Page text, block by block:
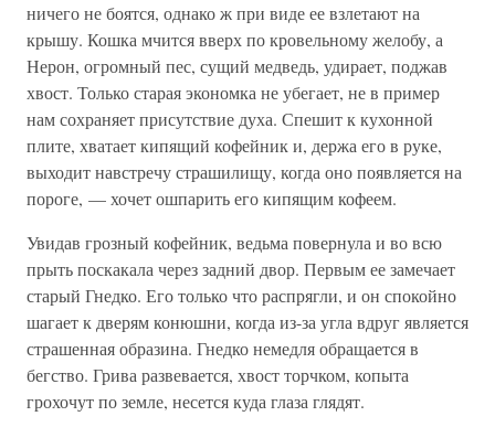
ничего не боятся, однако ж при виде ее взлетают на
крышу. Кошка мчится вверх по кровельному желобу, а
Нерон, огромный пес, сущий медведь, удирает, поджав
хвост. Только старая экономка не убегает, не в пример
нам сохраняет присутствие духа. Спешит к кухонной
плите, хватает кипящий кофейник и, держа его в руке,
выходит навстречу страшилищу, когда оно появляется на
пороге, — хочет ошпарить его кипящим кофеем.
Увидав грозный кофейник, ведьма повернула и во всю
прыть поскакала через задний двор. Первым ее замечает
старый Гнедко. Его только что распрягли, и он спокойно
шагает к дверям конюшни, когда из-за угла вдруг является
страшенная образина. Гнедко немедля обращается в
бегство. Грива развевается, хвост торчком, копыта
грохочут по земле, несется куда глаза глядят.